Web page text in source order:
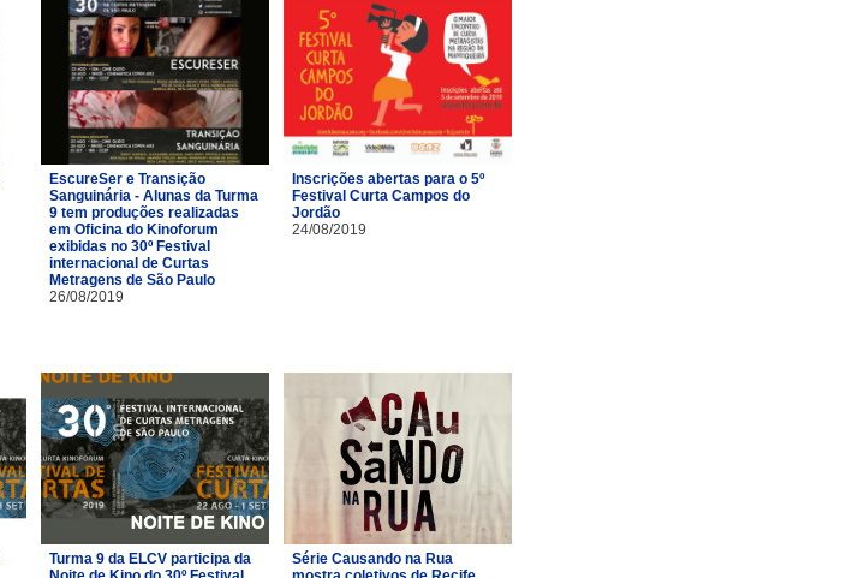
EscureSer e Transição
Sanguinária - Alunas da Turma
9 tem produções realizadas
em Oficina do Kinoforum
exibidas no 30º Festival
internacional de Curtas
Metragens de São Paulo
26/08/2019
Inscrições abertas para o 5º
Festival Curta Campos do
Jordão
24/08/2019
Turma 9 da ELCV participa da
Série Causando na Rua